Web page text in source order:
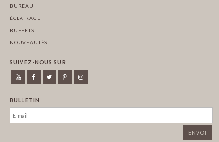
BUREAU
ÉCLAIRAGE
BUFFETS
NOUVEAUTÉS
SUIVEZ-NOUS SUR
BULLETIN